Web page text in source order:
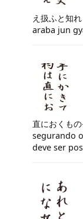
え扱ふと知
araba jun
直におくも
segurando
deve ser